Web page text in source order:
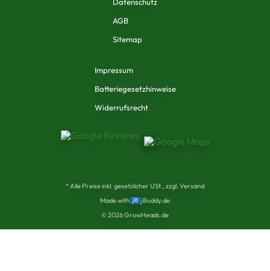
AGB
Sitemap
Impressum
Batteriegesetzhinweise
Widerrufsrecht
* Alle Preise inkl. gesetzlicher USt., zzgl. Versand
Made with jB jBuddy.de
©2026GrowHeads.de